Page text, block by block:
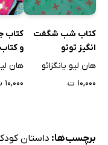
کتاب شب شگفت
انگیز توتو
هان لیو یانگزائو
۱۰,۰۰۰ ت
کتاب
و
هان
۱۰,۰۰۰ ت
برچسب‌ها: داستان